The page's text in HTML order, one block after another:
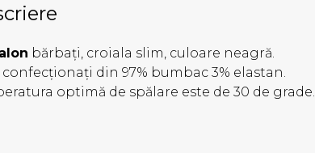
bărbați, croiala slim, culoare neagră.
din 97% bumbac 3% elastan.
optimă de spălare este de 30 de grade.